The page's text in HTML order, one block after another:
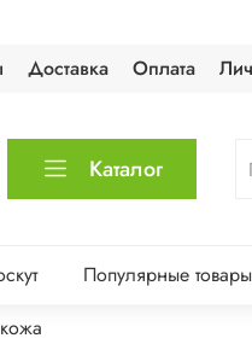
Доставка Оплата
Каталог
Популярные товары